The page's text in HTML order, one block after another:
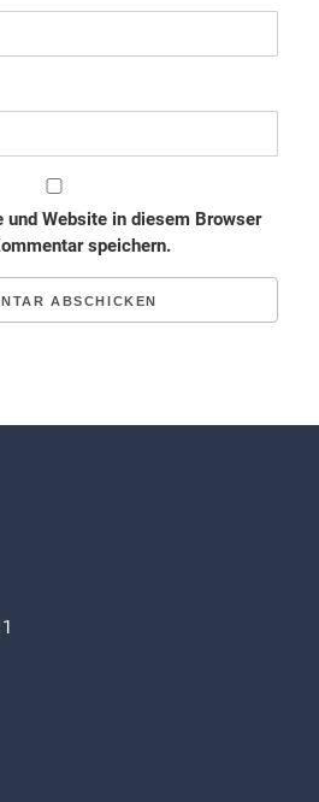
Website in diesem Browser
speichern.